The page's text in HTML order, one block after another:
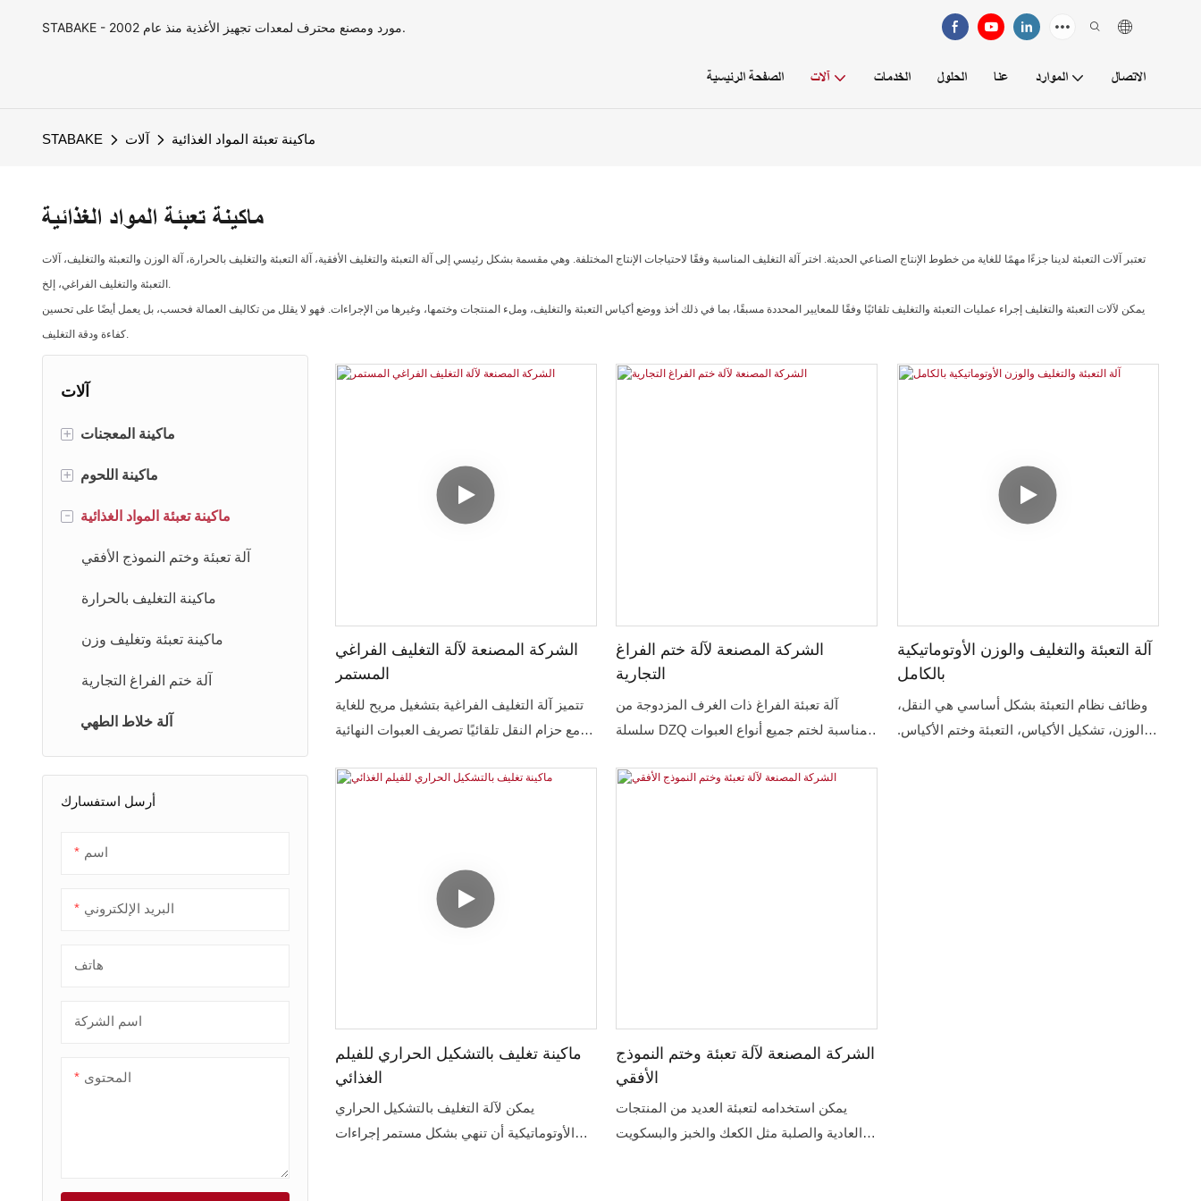
STABAKE - مورد ومصنع محترف لمعدات تجهيز الأغذية منذ عام 2002.
الصفحة الرئيسية آلات الخدمات الحلول عنا الموارد الاتصال
STABAKE آلات ماكينة تعبئة المواد الغذائية
ماكينة تعبئة المواد الغذائية
تعتبر آلات التعبئة لدينا جزءًا مهمًا للغاية من خطوط الإنتاج الصناعي الحديثة. اختر آلة التغليف المناسبة وفقًا لاحتياجات الإنتاج المختلفة. وهي مقسمة بشكل رئيسي إلى آلة التعبئة والتغليف الأفقية، آلة التعبئة والتغليف بالحرارة، آلة الوزن والتعبئة والتغليف، آلات
التعبئة والتغليف الفراغي، إلخ.
يمكن لآلات التعبئة والتغليف إجراء عمليات التعبئة والتغليف تلقائيًا وفقًا للمعايير المحددة مسبقًا، بما في ذلك أخذ ووضع أكياس التعبئة والتغليف، وملء المنتجات وختمها، وغيرها من الإجراءات. فهو لا يقلل من تكاليف العمالة فحسب، بل يعمل أيضًا على تحسين
كفاءة ودقة التغليف.
آلات
+ ماكينة المعجنات
ماكينة خلط العجين
ماكينة فرد العجين
ماكينة تقطيع العجين
ماكينة صنع التورتيلا
ماكينة صنع الخبز العربي
ماكينة صنع البيتزا
آلة السبرينغ رول
ماكينة صنع الزلابية
معدات صنع الخبز
+ ماكينة اللحوم
ماكينة لف اللحم
ماكينة خلط اللحوم
ماكينة فرم اللحوم
ماكينة فرم اللحوم
ماكينة تقطيع اللحوم
ماكينة تشكيل اللحوم
- ماكينة تعبئة المواد الغذائية
آلة تعبئة وختم النموذج الأفقي
ماكينة التغليف بالحرارة
ماكينة تعبئة وتغليف وزن
آلة ختم الفراغ التجارية
آلة خلاط الطهي
أرسل استفسارك
اسم
البريد الإلكتروني
هاتف
اسم الشركة
المحتوى
الشركة المصنعة لآلة التغليف الفراغي
المستمر
تتميز آلة التغليف الفراغية بتشغيل مريح للغاية
مع حزام النقل تلقائيًا تصريف العبوات النهائية
عبء المشغل بشكل فعال ، وتحسين كفاءة
الشركة المصنعة لآلة ختم الفراغ
التجارية
آلة تعبئة الفراغ ذات الغرف المزدوجة من
سلسلة DZQ مناسبة لختم جميع أنواع العبوات
التعبئة من الأكسدة أو العفن أو الحشرات أو
آلة التعبئة والتغليف والوزن الأوتوماتيكية
بالكامل
وظائف نظام التعبئة بشكل أساسي هي النقل،
الوزن، تشكيل الأكياس، التعبئة وختم الأكياس.
ماكينة تغليف بالتشكيل الحراري للفيلم
الغذائي
يمكن لآلة التغليف بالتشكيل الحراري
الأوتوماتيكية أن تنهي بشكل مستمر إجراءات
الشركة المصنعة لآلة تعبئة وختم النموذج
الأفقي
يمكن استخدامه لتعبئة العديد من المنتجات
العادية والصلبة مثل الكعك والخبز والبسكويت